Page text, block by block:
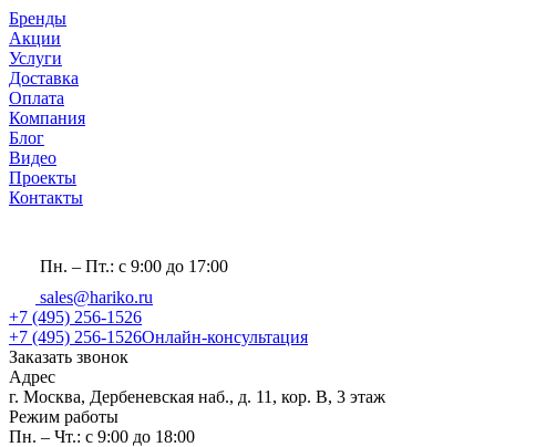
Бренды
Акции
Услуги
Доставка
Оплата
Компания
Блог
Видео
Проекты
Контакты
Пн. – Пт.: с 9:00 до 17:00
sales@hariko.ru
+7 (495) 256-1526
+7 (495) 256-1526Онлайн-консультация
Заказать звонок
Адрес
г. Москва, Дербеневская наб., д. 11, кор. В, 3 этаж
Режим работы
Пн. – Чт.: с 9:00 до 18:00